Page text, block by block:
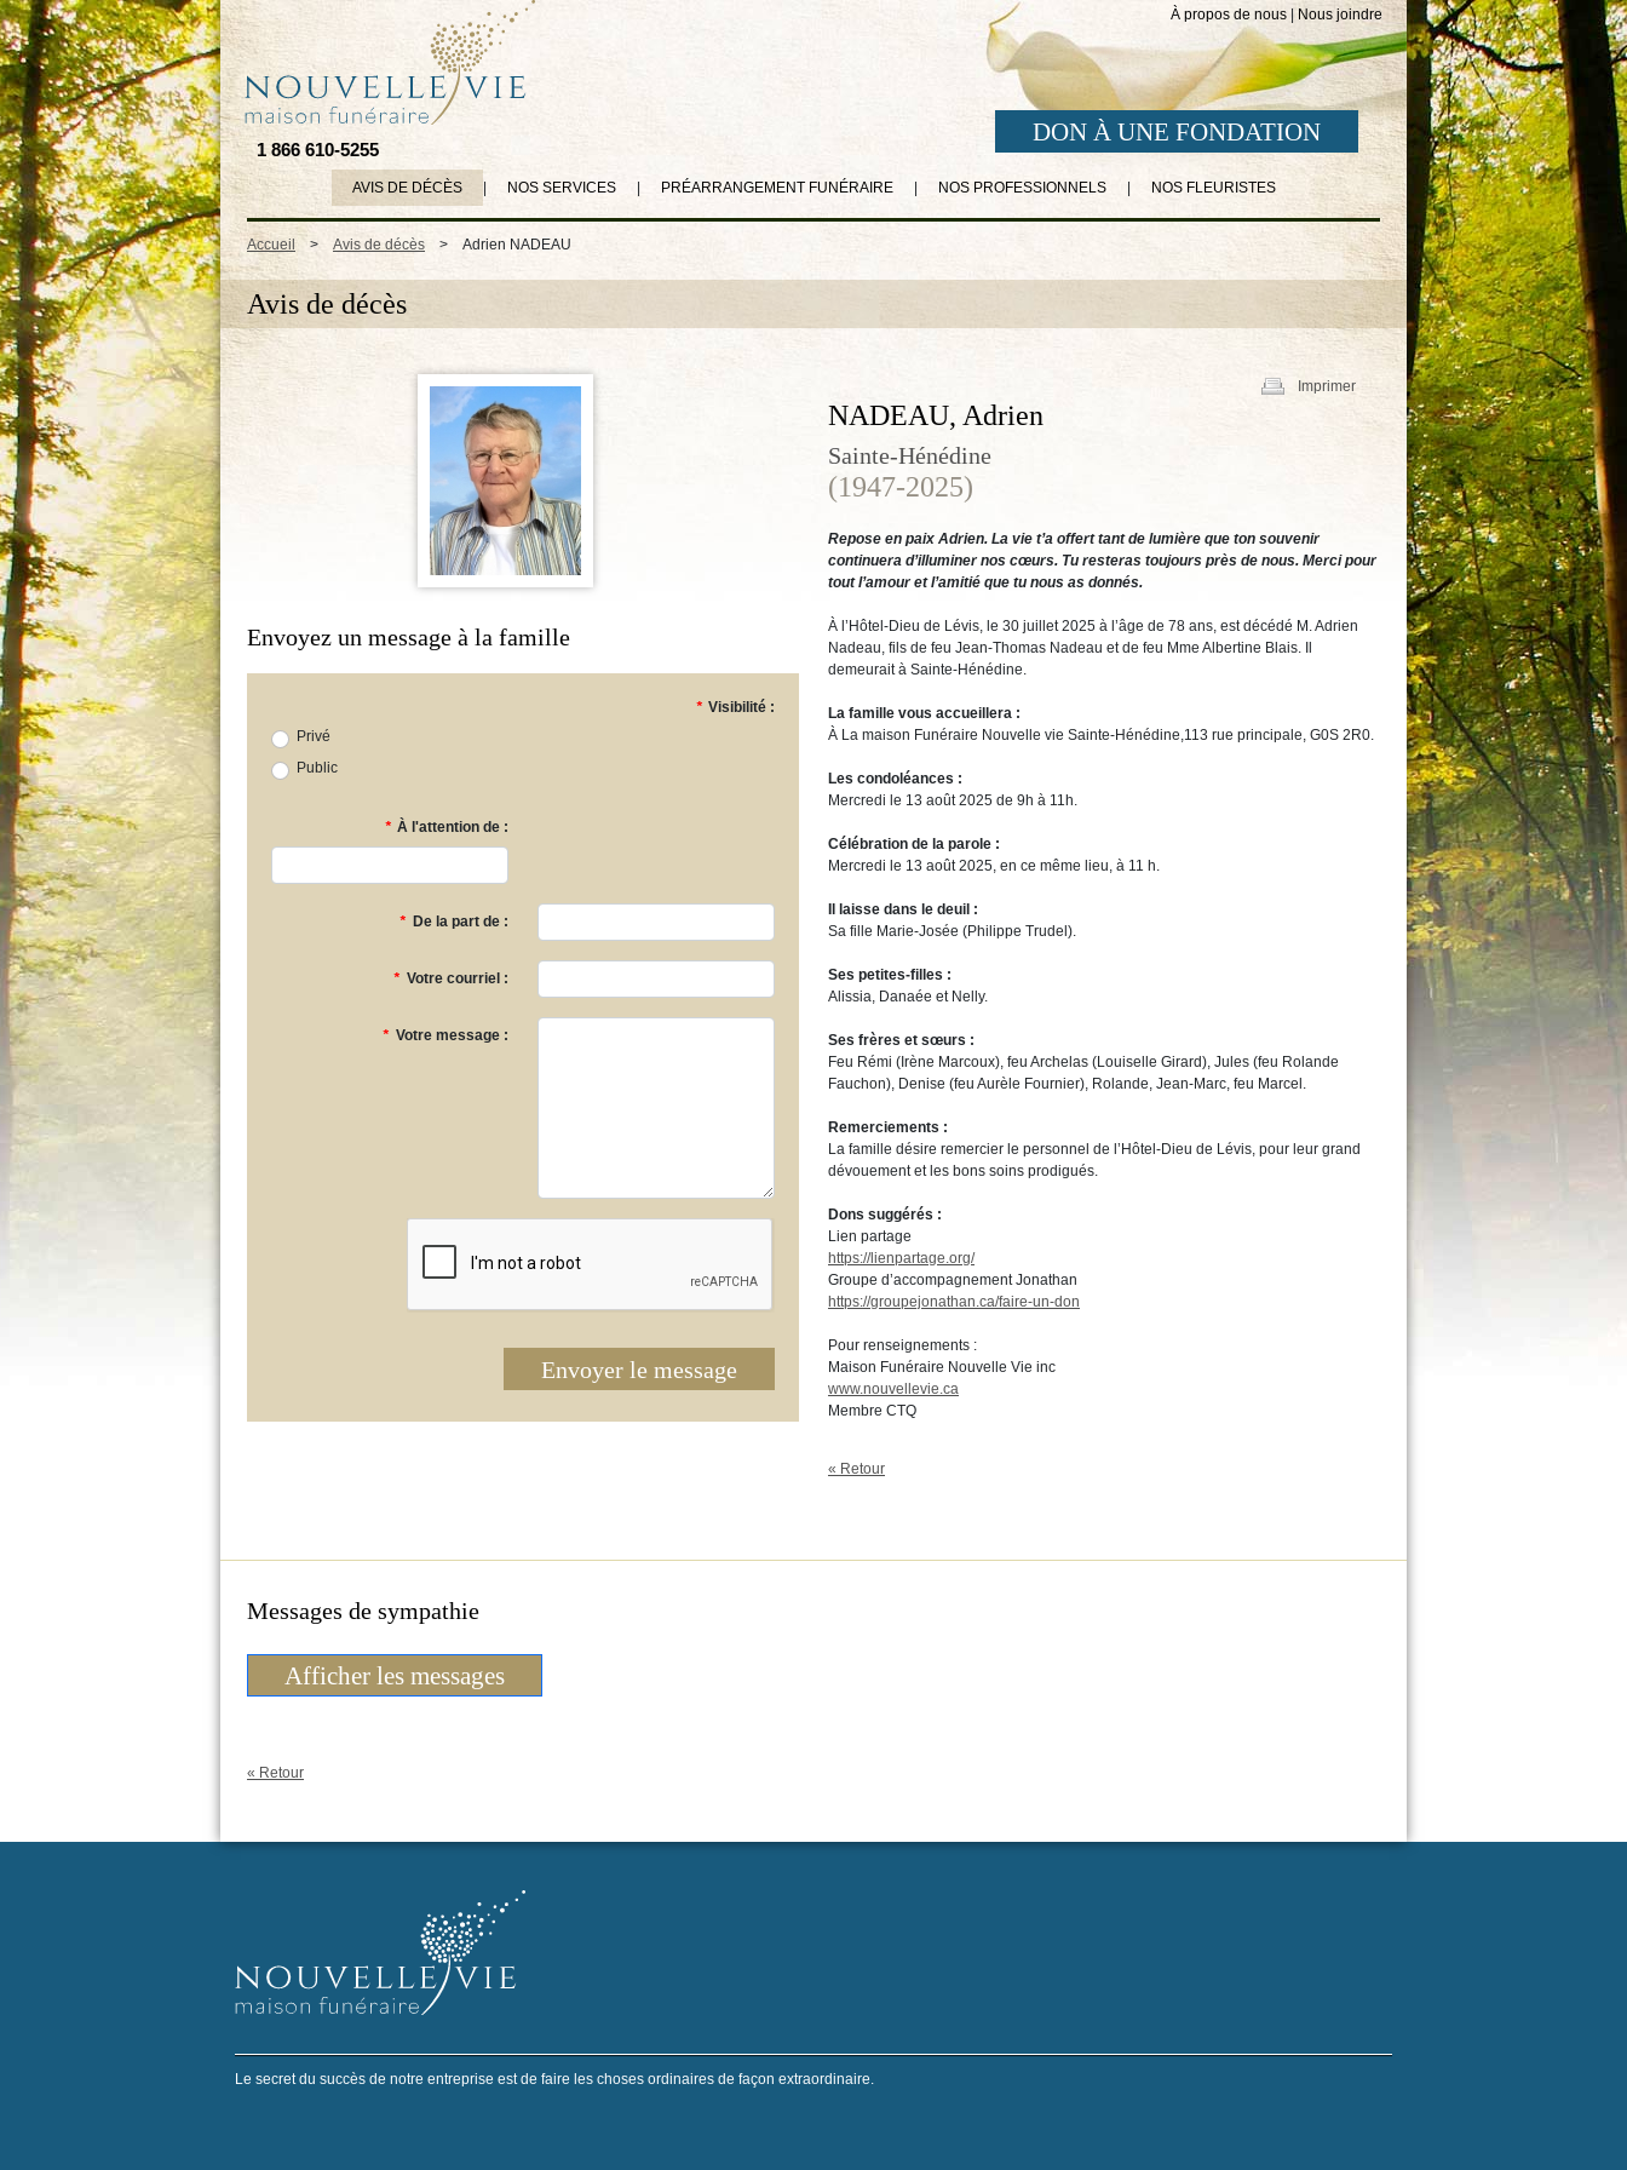
À propos de nous Nous joindre
1 866 610-5255
DON À UNE FONDATION
AVIS DE DÉCÈS NOS SERVICES PRÉARRANGEMENT FUNÉRAIRE NOS PROFESSIONNELS NOS FLEURISTES
Accueil > Avis de décès > Adrien NADEAU
Avis de décès
Envoyez un message à la famille
* Visibilité :
Privé
Public
* À l'attention de :
* De la part de :
* Votre courriel :
* Votre message :
Envoyer le message
Imprimer
NADEAU, Adrien
Sainte-Hénédine
(1947-2025)
Repose en paix Adrien. La vie t’a offert tant de lumière que ton souvenir
continuera d’illuminer nos cœurs. Tu resteras toujours près de nous. Merci pour
tout l’amour et l’amitié que tu nous as donnés.
À l’Hôtel-Dieu de Lévis, le 30 juillet 2025 à l’âge de 78 ans, est décédé M. Adrien
Nadeau, fils de feu Jean-Thomas Nadeau et de feu Mme Albertine Blais. Il
demeurait à Sainte-Hénédine.
La famille vous accueillera :
À La maison Funéraire Nouvelle vie Sainte-Hénédine,113 rue principale, G0S 2R0.
Les condoléances :
Mercredi le 13 août 2025 de 9h à 11h.
Célébration de la parole :
Mercredi le 13 août 2025, en ce même lieu, à 11 h.
Il laisse dans le deuil :
Sa fille Marie-Josée (Philippe Trudel).
Ses petites-filles :
Alissia, Danaée et Nelly.
Ses frères et sœurs :
Feu Rémi (Irène Marcoux), feu Archelas (Louiselle Girard), Jules (feu Rolande
Fauchon), Denise (feu Aurèle Fournier), Rolande, Jean-Marc, feu Marcel.
Remerciements :
La famille désire remercier le personnel de l’Hôtel-Dieu de Lévis, pour leur grand
dévouement et les bons soins prodigués.
Dons suggérés :
Lien partage
https://lienpartage.org/
Groupe d’accompagnement Jonathan
https://groupejonathan.ca/faire-un-don
Pour renseignements :
Maison Funéraire Nouvelle Vie inc
www.nouvellevie.ca
Membre CTQ
« Retour
Messages de sympathie
Afficher les messages
« Retour
Le secret du succès de notre entreprise est de faire les choses ordinaires de façon extraordinaire.